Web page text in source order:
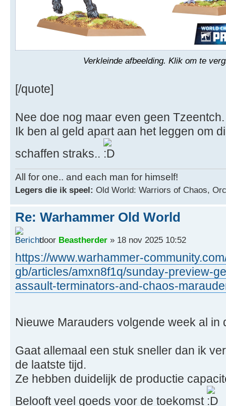
Verkleinde afbeelding. Klik om te
[/quote]
Nee doe nog maar even geen Tzeentch.
Ik ben al geld apart aan het leggen om
schaffen straks..
All for one.. and each man for himself!
Legers die ik speel: Old World: Warriors of Chaos,
Re: Warhammer Old World
door Beastherder » 18 nov 2025 10:52
https://www.warhammer-
gb/articles/amxn8f1q/sunday-preview-
assault-terminators-and-chaos-
Nieuwe Marauders volgende week al
Gaat allemaal een stuk sneller dan ik
de laatste tijd.
Ze hebben duidelijk de productie
Belooft veel goeds voor de toekomst